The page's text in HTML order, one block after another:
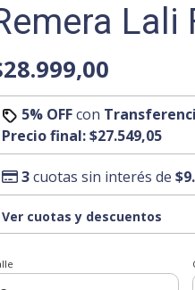
Lali
5% OFFcon
Precio final:$27.549,05
3cuotas sin interés de
Ver cuotas y descuentos